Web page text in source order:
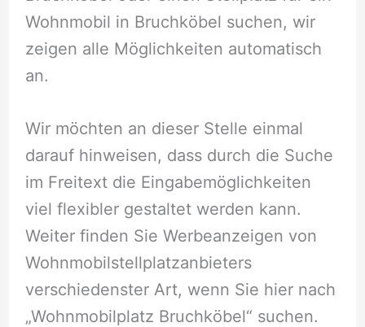
Wohnmobil in Bruchköbel suchen, wir
zeigen alle Möglichkeiten automatisch
an.
Wir möchten an dieser Stelle einmal
darauf hinweisen, dass durch die Suche
im Freitext die Eingabemöglichkeiten
viel flexibler gestaltet werden kann.
Weiter finden Sie Werbeanzeigen von
Wohnmobilstellplatzanbieters
verschiedenster Art, wenn Sie hier nach
„Wohnmobilplatz Bruchköbel“ suchen.